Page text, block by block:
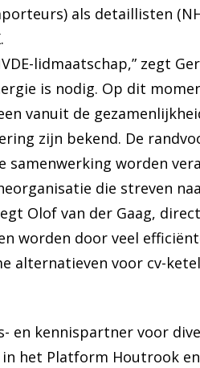
als detaillisten
lidmaatschap,” zegt
is nodig. Op dit
vanuit de
zijn bekend. De
samenwerking worden
die streven
Olof van der Gaag,
worden door veel
alternatieven voor cv-
en kennispartner voor
in het Platform Houtrook